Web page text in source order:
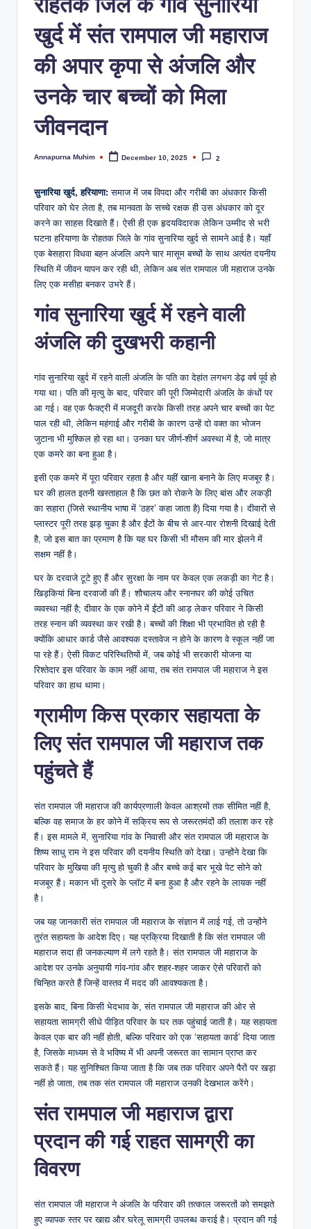
खुर्द में संत रामपाल जी महाराज
की अपार कृपा से अंजलि और
उनके चार बच्चों को मिला
जीवनदान
Annapurna Muhim December 10, 2025 2
सुनारिया खुर्द, हरियाणा: समाज में जब विपदा और गरीबी का अंधकार किसी
परिवार को घेर लेता है, तब मानवता के सच्चे रक्षक ही उस अंधकार को दूर
करने का साहस दिखाते हैं। ऐसी ही एक हृदयविदारक लेकिन उम्मीद से भरी
घटना हरियाणा के रोहतक जिले के गांव सुनारिया खुर्द से सामने आई है। यहाँ
एक बेसहारा विधवा बहन अंजलि अपने चार मासूम बच्चों के साथ अत्यंत दयनीय
स्थिति में जीवन यापन कर रही थी, लेकिन अब संत रामपाल जी महाराज उनके
लिए एक मसीहा बनकर उभरे हैं।
गांव सुनारिया खुर्द में रहने वाली
अंजलि की दुखभरी कहानी
गांव सुनारिया खुर्द में रहने वाली अंजलि के पति का देहांत लगभग डेढ़ वर्ष पूर्व हो
गया था। पति की मृत्यु के बाद, परिवार की पूरी जिम्मेदारी अंजलि के कंधों पर
आ गई। वह एक फैक्ट्री में मजदूरी करके किसी तरह अपने चार बच्चों का पेट
पाल रही थी, लेकिन महंगाई और गरीबी के कारण उन्हें दो वक्त का भोजन
जुटाना भी मुश्किल हो रहा था। उनका घर जीर्ण-शीर्ण अवस्था में है, जो मात्र
एक कमरे का बना हुआ है।
इसी एक कमरे में पूरा परिवार रहता है और यहीं खाना बनाने के लिए मजबूर है।
घर की हालत इतनी खस्ताहाल है कि छत को रोकने के लिए बांस और लकड़ी
का सहारा (जिसे स्थानीय भाषा में ‘ठहर’ कहा जाता है) दिया गया है। दीवारों से
प्लास्टर पूरी तरह झड़ चुका है और ईंटों के बीच से आर-पार रोशनी दिखाई देती
है, जो इस बात का प्रमाण है कि यह घर किसी भी मौसम की मार झेलने में
सक्षम नहीं है।
घर के दरवाजे टूटे हुए हैं और सुरक्षा के नाम पर केवल एक लकड़ी का गेट है।
खिड़कियां बिना दरवाजों की हैं। शौचालय और स्नानघर की कोई उचित
व्यवस्था नहीं है; दीवार के एक कोने में ईंटों की आड़ लेकर परिवार ने किसी
तरह स्नान की व्यवस्था कर रखी है। बच्चों की शिक्षा भी प्रभावित हो रही है
क्योंकि आधार कार्ड जैसे आवश्यक दस्तावेज न होने के कारण वे स्कूल नहीं जा
पा रहे हैं। ऐसी विकट परिस्थितियों में, जब कोई भी सरकारी योजना या
रिश्तेदार इस परिवार के काम नहीं आया, तब संत रामपाल जी महाराज ने इस
परिवार का हाथ थामा।
ग्रामीण किस प्रकार सहायता के
लिए संत रामपाल जी महाराज तक
पहुंचते हैं
संत रामपाल जी महाराज की कार्यप्रणाली केवल आश्रमों तक सीमित नहीं है,
बल्कि वह समाज के हर कोने में सक्रिय रूप से जरूरतमंदों की तलाश कर रहे
हैं। इस मामले में, सुनारिया गांव के निवासी और संत रामपाल जी महाराज के
शिष्य साधु राम ने इस परिवार की दयनीय स्थिति को देखा। उन्होंने देखा कि
परिवार के मुखिया की मृत्यु हो चुकी है और बच्चे कई बार भूखे पेट सोने को
मजबूर हैं। मकान भी दूसरे के प्लॉट में बना हुआ है और रहने के लायक नहीं
है।
जब यह जानकारी संत रामपाल जी महाराज के संज्ञान में लाई गई, तो उन्होंने
तुरंत सहायता के आदेश दिए। यह प्रक्रिया दिखाती है कि संत रामपाल जी
महाराज सदा ही जनकल्याण में लगे रहते है। संत रामपाल जी महाराज के
आदेश पर उनके अनुयायी गांव-गांव और शहर-शहर जाकर ऐसे परिवारों को
चिन्हित करते हैं जिन्हें वास्तव में मदद की आवश्यकता है।
इसके बाद, बिना किसी भेदभाव के, संत रामपाल जी महाराज की ओर से
सहायता सामग्री सीधे पीड़ित परिवार के घर तक पहुंचाई जाती है। यह सहायता
केवल एक बार की नहीं होती, बल्कि परिवार को एक ‘सहायता कार्ड’ दिया जाता
है, जिसके माध्यम से वे भविष्य में भी अपनी जरूरत का सामान प्राप्त कर
सकते हैं। यह सुनिश्चित किया जाता है कि जब तक परिवार अपने पैरों पर खड़ा
नहीं हो जाता, तब तक संत रामपाल जी महाराज उनकी देखभाल करेंगे।
संत रामपाल जी महाराज द्वारा
प्रदान की गई राहत सामग्री का
विवरण
संत रामपाल जी महाराज ने अंजलि के परिवार की तत्काल जरूरतों को समझते
हुए व्यापक स्तर पर खाद्य और घरेलू सामग्री उपलब्ध कराई है। प्रदान की गई